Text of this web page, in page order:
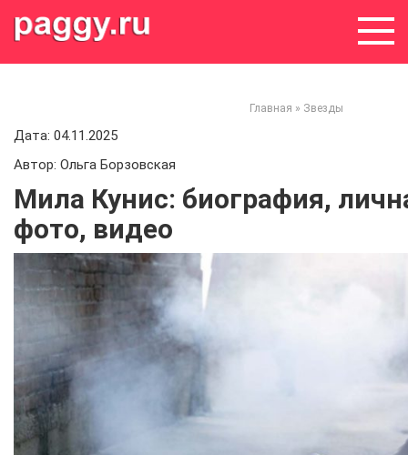
Главная » Звезды
Дата: 04.11.2025
Автор: Ольга Борзовская
Мила Кунис: биография,
фото, видео